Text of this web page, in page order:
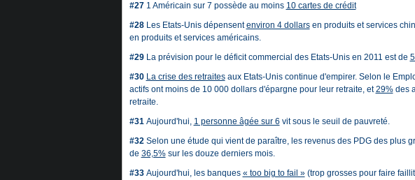
#271 Américain sur 7 possède au moins 10 cartes de crédit
#28Les Etats-Unis dépensentenviron 4 dollarsen produits et services
en produits et services américains.
#29La prévision pour le déficit commercial des Etats-Unis en 2011 est de
#30 La crise des retraitesaux Etats-Unis continue d'empirer. Selon le
actifs ont moins de 10 000 dollars d'épargne pour leur retraite, et29%des
retraite.
#31Aujourd'hui, 1 personne âgée sur 6 vit sous le seuil de pauvreté.
#32Selon une étude qui vient de paraître, les revenus des PDG des plus
de 36,5%sur les douze derniers mois.
#33Aujourd'hui, les banques « too big to fail »(trop grosses pour faire